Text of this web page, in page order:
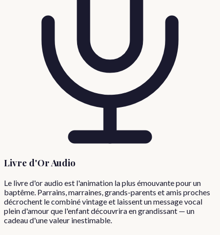
Livre d'Or Audio
Le livre d'or audio est l'animation la plus émouvante pour un
baptême. Parrains, marraines, grands-parents et amis proches
décrochent le combiné vintage et laissent un message vocal
plein d'amour que l'enfant découvrira en grandissant — un
cadeau d'une valeur inestimable.